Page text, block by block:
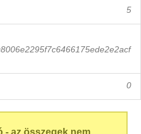
5
0
- az összegek nem